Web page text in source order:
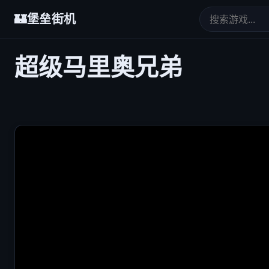
🏰堡垒街机
超级马里奥兄弟